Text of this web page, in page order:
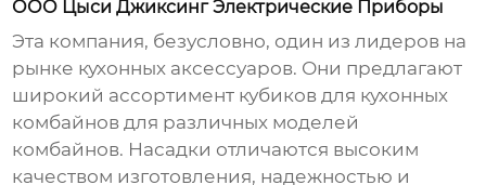
ООО Цыси Джиксинг Электрические Приборы
Эта компания, безусловно, один из лидеров на
рынке кухонных аксессуаров. Они предлагают
широкий ассортимент кубиков для кухонных
комбайнов для различных моделей
комбайнов. Насадки отличаются высоким
качеством изготовления, надежностью и